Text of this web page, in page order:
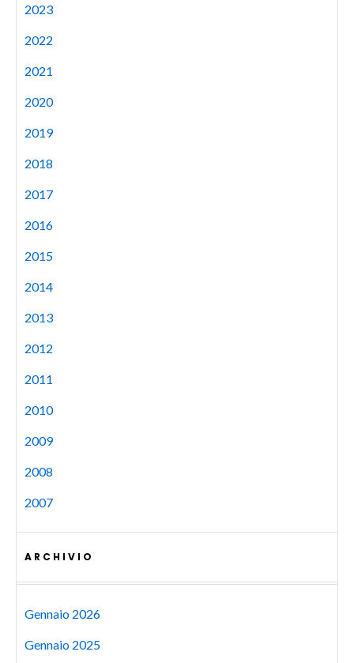
2023
2022
2021
2020
2019
2018
2017
2016
2015
2014
2013
2012
2011
2010
2009
2008
2007
ARCHIVIO
Gennaio 2026
Gennaio 2025